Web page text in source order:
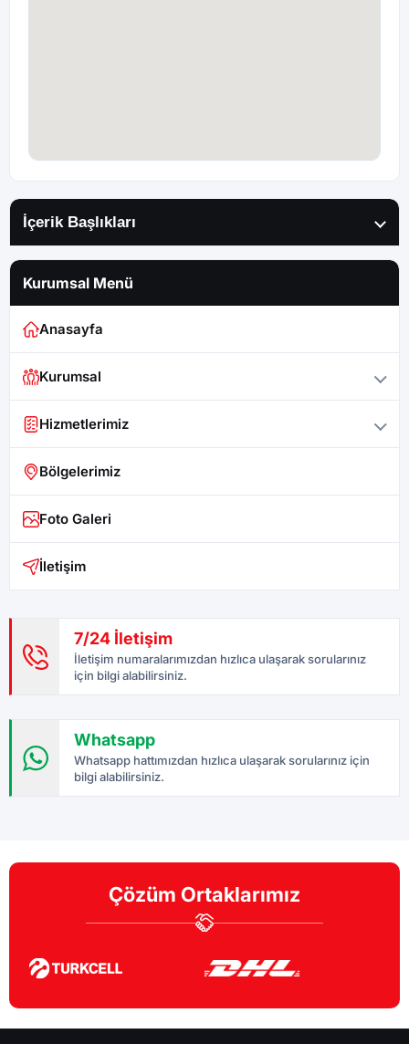
İçerik Başlıkları
Kurumsal Menü
Anasayfa
Kurumsal
Hizmetlerimiz
Bölgelerimiz
Foto Galeri
İletişim
7/24 İletişim
İletişim numaralarımızdan hızlıca ulaşarak sorularınız
için bilgi alabilirsiniz.
Whatsapp
Whatsapp hattımızdan hızlıca ulaşarak sorularınız için
bilgi alabilirsiniz.
Çözüm Ortaklarımız